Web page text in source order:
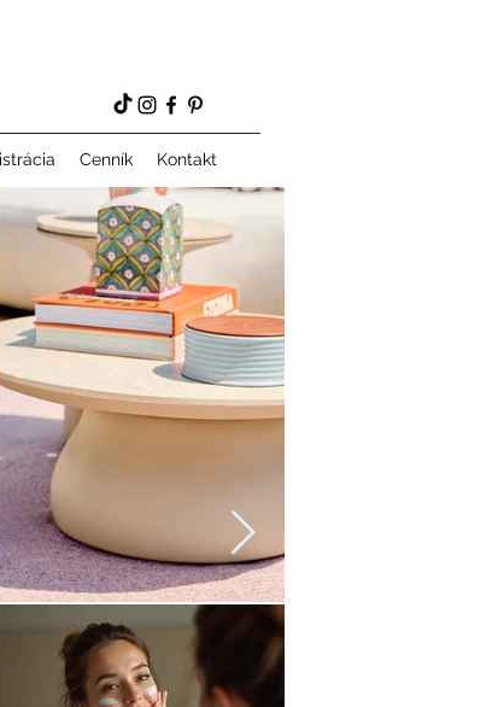
Cenník Kontakt